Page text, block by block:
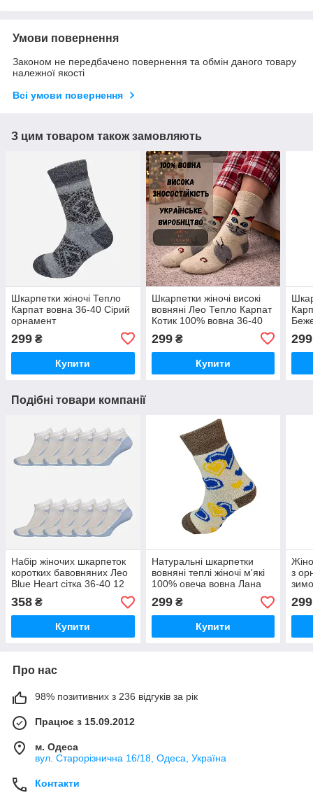
Умови повернення
Законом не передбачено повернення та обмін даного товару
належної якості
Всі умови повернення
З цим товаром також замовляють
Шкарпетки жіночі Тепло
Карпат вовна 36-40 Сірий
орнамент
299 ₴
Купити
Шкарпетки жіночі високі
вовняні Лео Тепло Карпат
Котик 100% вовна 36-40
299₴
Купити
299
Подібні товари компанії
Набір жіночих шкарпеток
коротких бавовняних Лео
Blue Heart сітка 36-40 12
пар Білий/Блакитний
358 ₴
Купити
Натуральні шкарпетки
вовняні теплі жіночі м'які
100% овеча вовна Лана
Love UA
299₴
Купити
з
299
Про нас
98% позитивних з 236 відгуків за рік
Працює з 15.09.2012
м. Одеса
вул. Старорізнична 16/18, Одеса, Україна
Контакти